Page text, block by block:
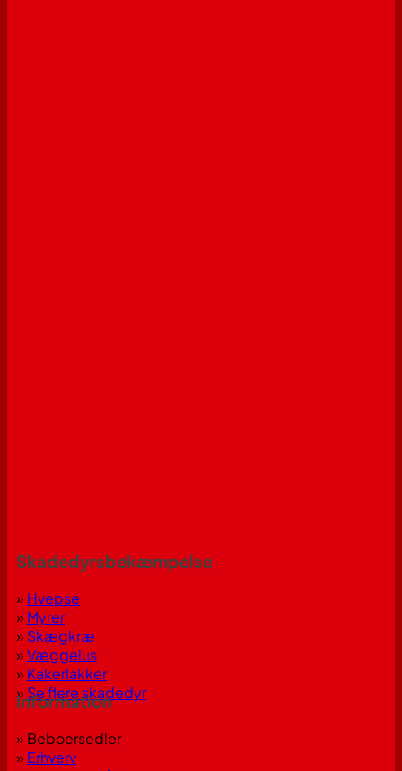
Skadedyrsbekæmpelse
» Hvepse
» Myrer
» Skægkræ
»Væggelus
» Kakerlakker
» Se flere skadedyr
Information
» Beboersedler
» Erhverv